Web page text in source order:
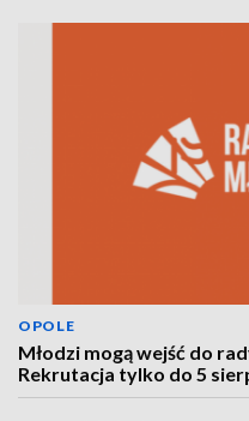
OPOLE
Młodzi mogą wejść do
Rekrutacja tylko do 5